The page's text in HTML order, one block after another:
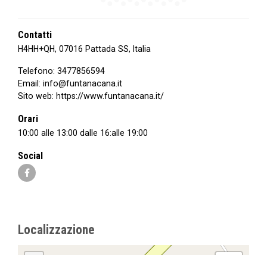
Contatti
H4HH+QH, 07016 Pattada SS, Italia
Telefono: 3477856594
Email: info@funtanacana.it
Sito web: https://www.funtanacana.it/
Orari
10:00 alle 13:00 dalle 16:alle 19:00
Social
Localizzazione